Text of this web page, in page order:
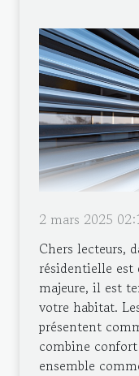
2 mars 2025
Chers lecteurs,
résidentielle est
majeure, il est
votre habitat.
présentent
combine
ensemble